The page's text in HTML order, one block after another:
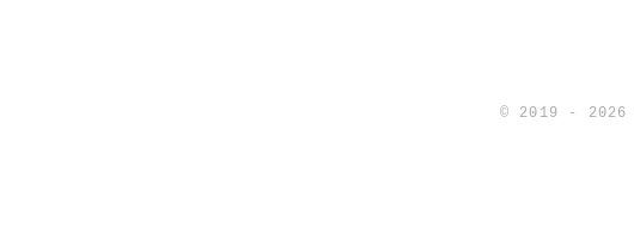
© 2019 - 2026